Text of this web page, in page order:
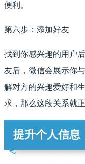
便利。
第六步：添加好友
找到你感兴趣的用户
友后，微信会展示你
解对方的兴趣爱好和
求，那么这段关系就
提升个人信息